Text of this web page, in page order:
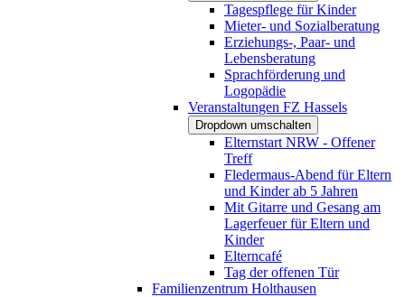
Tagespflege für Kinder
Mieter- und Sozialberatung
Erziehungs-, Paar- und
Lebensberatung
Sprachförderung und
Logopädie
Veranstaltungen FZ Hassels
Dropdown umschalten
Elternstart NRW - Offener
Treff
Fledermaus-Abend für Eltern
und Kinder ab 5 Jahren
Mit Gitarre und Gesang am
Lagerfeuer für Eltern und
Kinder
Elterncafé
Tag der offenen Tür
Familienzentrum Holthausen